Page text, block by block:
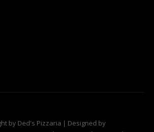
by Ded's Pizzaria | Designed by